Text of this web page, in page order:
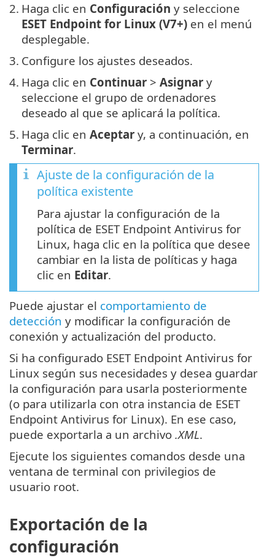
2. Haga clic en Configuración y seleccione
ESET Endpoint for Linux (V7+) en el menú
desplegable.
3. Configure los ajustes deseados.
4. Haga clic en Continuar > Asignar y
seleccione el grupo de ordenadores
deseado al que se aplicará la política.
5. Haga clic en Aceptar y, a continuación, en
Terminar.
Ajuste de la configuración de la
política existente
Para ajustar la configuración de la
política de ESET Endpoint Antivirus for
Linux, haga clic en la política que desee
cambiar en la lista de políticas y haga
clic en Editar.
Puede ajustar el comportamiento de
detección y modificar la configuración de
conexión y actualización del producto.
Si ha configurado ESET Endpoint Antivirus for
Linux según sus necesidades y desea guardar
la configuración para usarla posteriormente
(o para utilizarla con otra instancia de ESET
Endpoint Antivirus for Linux). En ese caso,
puede exportarla a un archivo .XML.
Ejecute los siguientes comandos desde una
ventana de terminal con privilegios de
usuario root.
Exportación de la
configuración